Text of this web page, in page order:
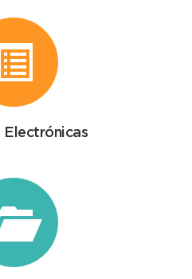
Electrónicas